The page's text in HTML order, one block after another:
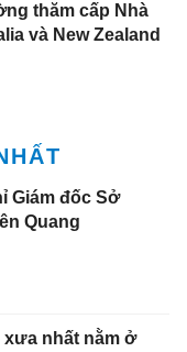
thăm cấp Nhà
và New Zealand
Giám đốc Sở
Quang
nhất nằm ở